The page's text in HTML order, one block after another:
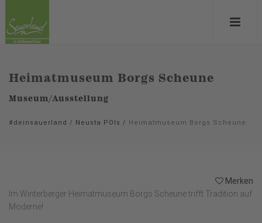
Heimatmuseum Borgs Scheune
Museum/Ausstellung
#deinsauerland / Neusta POIs / Heimatmuseum Borgs Scheune
Merken
Im Winterberger Heimatmuseum Borgs Scheune trifft Tradition auf
Moderne!